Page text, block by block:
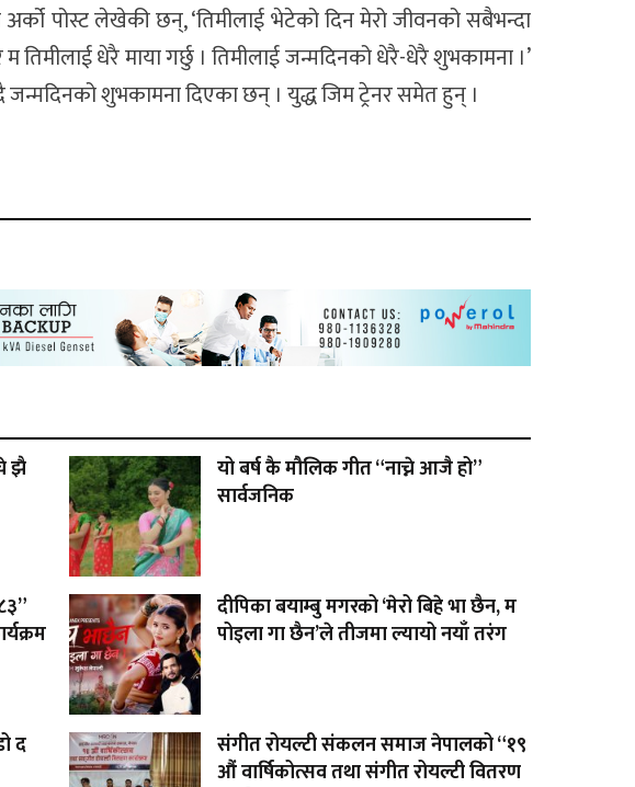
पोस्ट लेखेकी छन्, ‘तिमीलाई भेटेको दिन मेरो जीवनको सबैभन्दा
धेरै माया गर्छु । तिमीलाई जन्मदिनको धेरै-धेरै शुभकामना ।’
जन्मदिनको शुभकामना दिएका छन् । युद्ध जिम ट्रेनर समेत हुन् ।
झै
यो बर्ष कै मौलिक गीत “नाच्ने आजै हो”
सार्वजनिक
दीपिका बयाम्बु मगरको ‘मेरो बिहे भा छैन, म
पोइला गा छैन’ले तीजमा ल्यायो नयाँ तरंग
द
संगीत रोयल्टी संकलन समाज नेपालको “१९
औं वार्षिकोत्सव तथा संगीत रोयल्टी वितरण